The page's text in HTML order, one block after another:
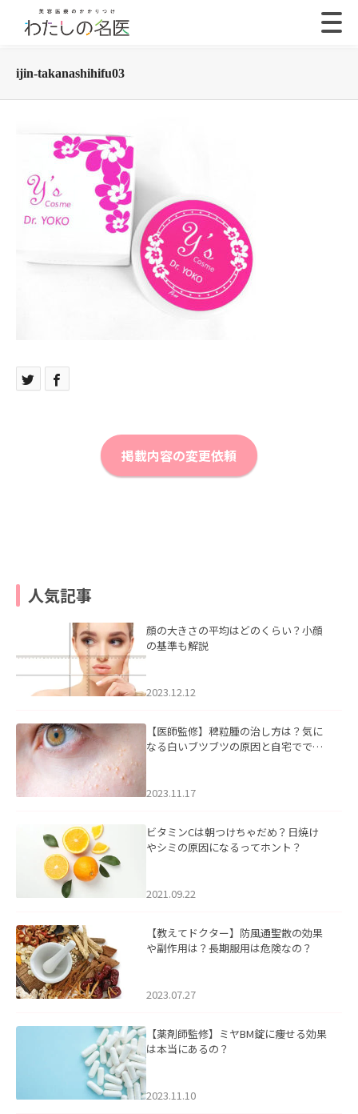
ijin-takanashihifu03
掲載内容の変更依頼
人気記事
顔の大きさの平均はどのくらい？小顔
の基準も解説
2023.12.12
【医師監修】稗粒腫の治し方は？気に
なる白いブツブツの原因と自宅ででき
2023.11.17
ビタミンCは朝つけちゃだめ？日焼け
やシミの原因になるってホント？
2021.09.22
【教えてドクター】防風通聖散の効果
や副作用は？長期服用は危険なの？
2023.07.27
【薬剤師監修】ミヤBM錠に痩せる効果
は本当にあるの？
2023.11.10